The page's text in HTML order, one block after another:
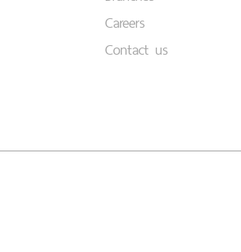
Careers
Contact us